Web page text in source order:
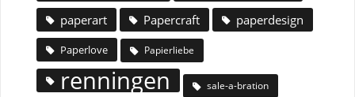
paperart
Papercraft paperdesign
Paperlove Papierliebe
renningen sale-a-bration